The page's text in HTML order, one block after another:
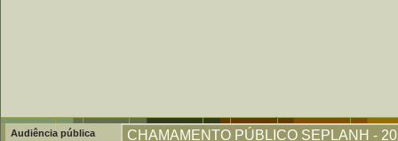
Audiência pública
CHAMAMENTO PÚBLICO SEPLANH -